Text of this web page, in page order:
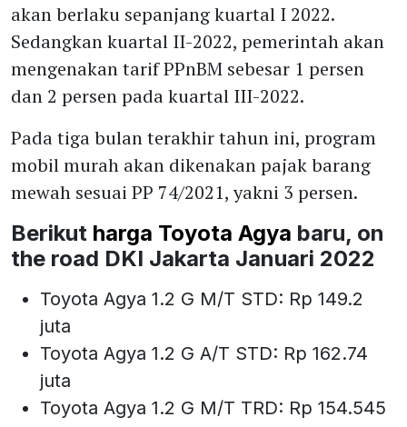
akan berlaku sepanjang kuartal I 2022.
Sedangkan kuartal II-2022, pemerintah akan
mengenakan tarif PPnBM sebesar 1 persen
dan 2 persen pada kuartal III-2022.
Pada tiga bulan terakhir tahun ini, program
mobil murah akan dikenakan pajak barang
mewah sesuai PP 74/2021, yakni 3 persen.
Berikut harga Toyota Agya baru, on
the road DKI Jakarta Januari 2022
Toyota Agya 1.2 G M/T STD: Rp 149.2
juta
Toyota Agya 1.2 G A/T STD: Rp 162.74
juta
Toyota Agya 1.2 G M/T TRD: Rp 154.545